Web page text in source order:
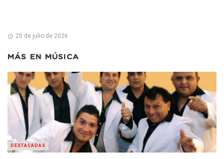
20 de julio de 2026
MÁS EN MÚSICA
DESTACADAS